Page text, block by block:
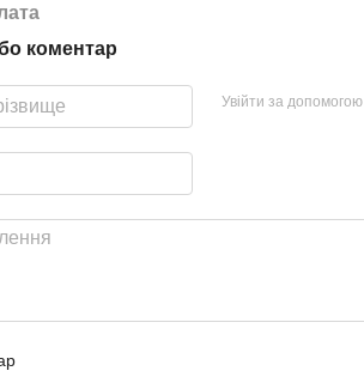
коментар
Увійти за допомогою